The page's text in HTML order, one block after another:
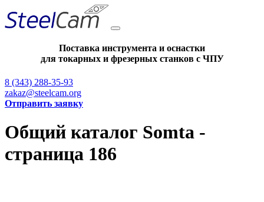
Поставка инструмента и оснастки
для токарных и фрезерных станков с ЧПУ
8 (343) 288-35-93
zakaz@steelcam.org
Отправить заявку
Общий каталог Somta -
страница 186